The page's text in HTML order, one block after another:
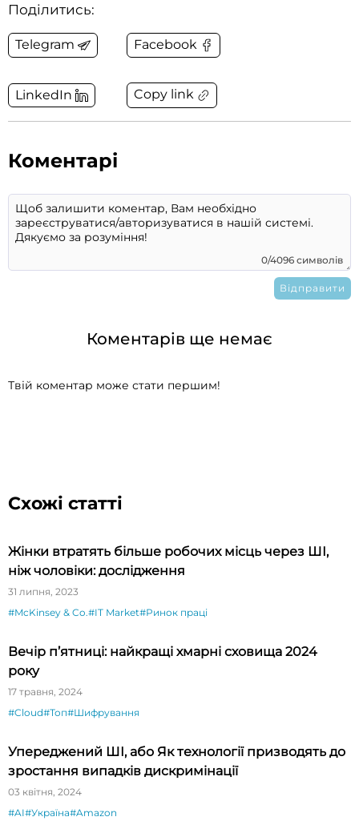
Поділитись:
Telegram Facebook
LinkedIn Copy link
Коментарі
0/4096 символів
Коментарів ще немає
Твій коментар може стати першим!
Схожі статті
Жінки втратять більше робочих місць через ШІ,
ніж чоловіки: дослідження
31 липня, 2023
#McKinsey & Co.#IT Market#Ринок праці
Вечір п’ятниці: найкращі хмарні сховища 2024
року
17 травня, 2024
#Cloud#Топ#Шифрування
Упереджений ШІ, або Як технології призводять до
зростання випадків дискримінації
03 квітня, 2024
#AI#Україна#Amazon